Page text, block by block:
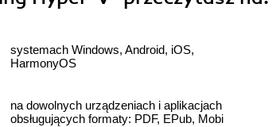
systemach Windows, Android, iOS,
HarmonyOS
na dowolnych urządzeniach i aplikacjach
obsługujących formaty: PDF, EPub, Mobi